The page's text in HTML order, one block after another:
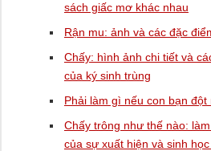
sách giấc mơ khác nhau
Rận mu: ảnh và các đặc
Chấy: hình ảnh chi tiết và
của ký sinh trùng
Phải làm gì nếu con bạn đột
Chấy trông như thế nào:
của sự xuất hiện và sinh